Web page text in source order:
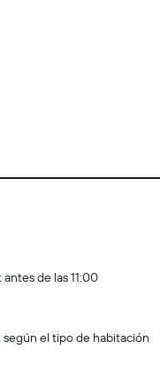
de las 11:00
el tipo de habitación